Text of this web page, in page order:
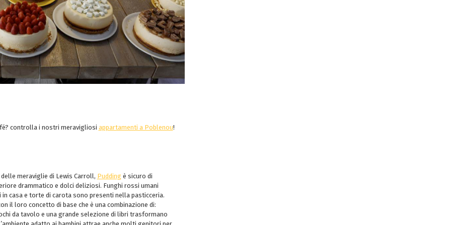
controlla i nostri meravigliosi appartamenti a Poblenou!
meraviglie di Lewis Carroll, Pudding è sicuro di
drammatico e dolci deliziosi. Funghi rossi umani
casa e torte di carota sono presenti nella pasticceria.
il loro concetto di base che è una combinazione di:
da tavolo e una grande selezione di libri trasformano